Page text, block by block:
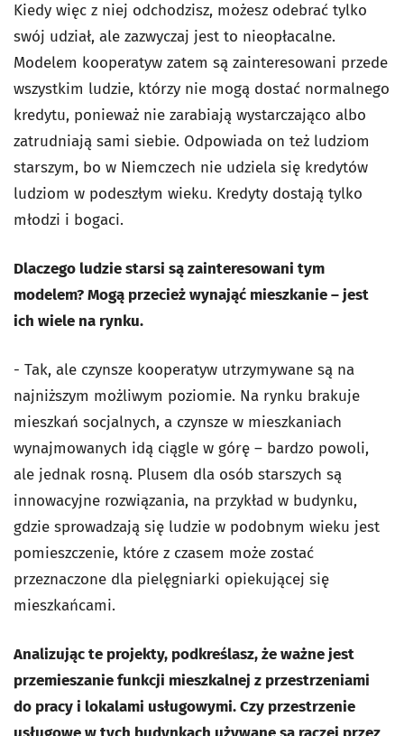
Kiedy więc z niej odchodzisz, możesz odebrać tylko
swój udział, ale zazwyczaj jest to nieopłacalne.
Modelem kooperatyw zatem są zainteresowani przede
wszystkim ludzie, którzy nie mogą dostać normalnego
kredytu, ponieważ nie zarabiają wystarczająco albo
zatrudniają sami siebie. Odpowiada on też ludziom
starszym, bo w Niemczech nie udziela się kredytów
ludziom w podeszłym wieku. Kredyty dostają tylko
młodzi i bogaci.
Dlaczego ludzie starsi są zainteresowani tym
modelem? Mogą przecież wynająć mieszkanie – jest
ich wiele na rynku.
- Tak, ale czynsze kooperatyw utrzymywane są na
najniższym możliwym poziomie. Na rynku brakuje
mieszkań socjalnych, a czynsze w mieszkaniach
wynajmowanych idą ciągle w górę – bardzo powoli,
ale jednak rosną. Plusem dla osób starszych są
innowacyjne rozwiązania, na przykład w budynku,
gdzie sprowadzają się ludzie w podobnym wieku jest
pomieszczenie, które z czasem może zostać
przeznaczone dla pielęgniarki opiekującej się
mieszkańcami.
Analizując te projekty, podkreślasz, że ważne jest
przemieszanie funkcji mieszkalnej z przestrzeniami
do pracy i lokalami usługowymi. Czy przestrzenie